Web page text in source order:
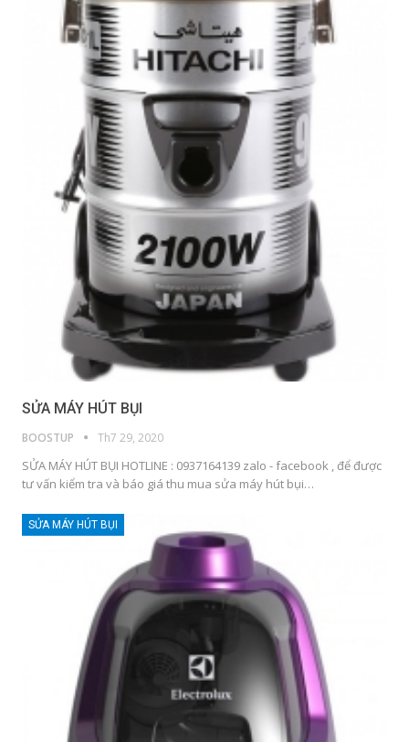
SỬA MÁY HÚT BỤI
BOOSTUP Th7 29, 2020
SỬA MÁY HÚT BỤI HOTLINE : 0937164139 zalo - facebook , để được
tư vấn kiểm tra và báo giá thu mua sửa máy hút bụi…
SỬA MÁY HÚT BỤI